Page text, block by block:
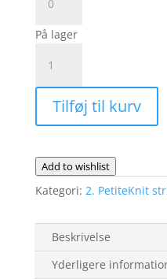
Jacket
fysisk
opskrift
På lager
Jacket
fra
PetiteKnit
|
i
2
tråde
1
tråd
Tilføj til kurv
Add to wishlist
Kategori: 2. PetiteKnit
Beskrivelse
Yderligere